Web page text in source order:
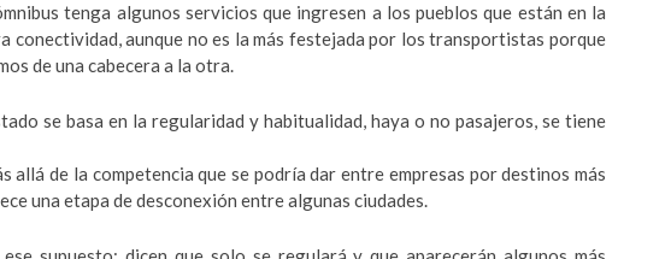
tenga algunos servicios que ingresen a los pueblos que están en la
conectividad, aunque no es la más festejada por los transportistas porque
de una cabecera a la otra.
se basa en la regularidad y habitualidad, haya o no pasajeros, se tiene
allá de la competencia que se podría dar entre empresas por destinos más
una etapa de desconexión entre algunas ciudades.